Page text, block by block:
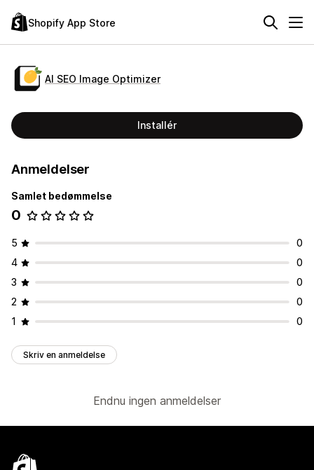
Shopify App Store
AI SEO Image Optimizer
Installér
Anmeldelser
Samlet bedømmelse
0
5
0
4
0
3
0
2
0
1
0
Skriv en anmeldelse
Endnu ingen anmeldelser